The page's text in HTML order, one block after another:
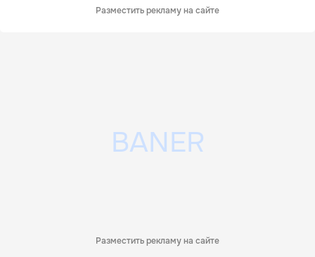
Разместить рекламу на сайте
Разместить рекламу на сайте